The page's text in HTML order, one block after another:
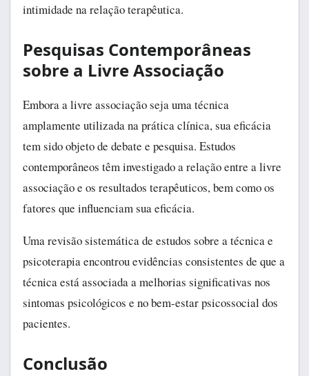
intimidade na relação terapêutica.
Pesquisas Contemporâneas
sobre a Livre Associação
Embora a livre associação seja uma técnica
amplamente utilizada na prática clínica, sua eficácia
tem sido objeto de debate e pesquisa. Estudos
contemporâneos têm investigado a relação entre a livre
associação e os resultados terapêuticos, bem como os
fatores que influenciam sua eficácia.
Uma revisão sistemática de estudos sobre a técnica e
psicoterapia encontrou evidências consistentes de que a
técnica está associada a melhorias significativas nos
sintomas psicológicos e no bem-estar psicossocial dos
pacientes.
Conclusão